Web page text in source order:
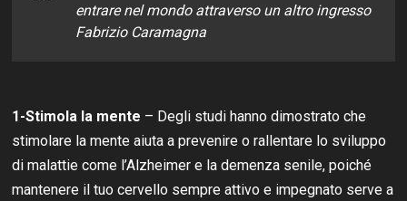
entrare nel mondo attraverso un altro ingresso
Fabrizio Caramagna
1-Stimola la mente – Degli studi hanno dimostrato che
stimolare la mente aiuta a prevenire o rallentare lo sviluppo
di malattie come l’Alzheimer e la demenza senile, poiché
mantenere il tuo cervello sempre attivo e impegnato serve a